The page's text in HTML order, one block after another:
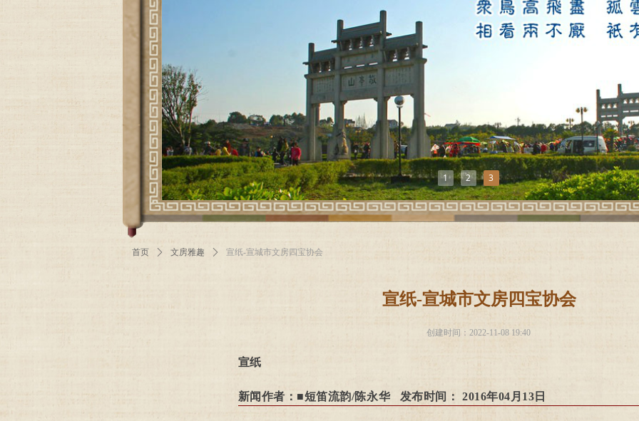
1 2 3
宣纸-宣城市文房四宝协会
宣纸
新闻作者：■短笛流韵/陈永华 发布时间： 2016年04月13日
创建时间： 2022-11-08 19:40
首页 ꄲ 文房雅趣 ꄲ 宣纸-宣城市文房四宝协会